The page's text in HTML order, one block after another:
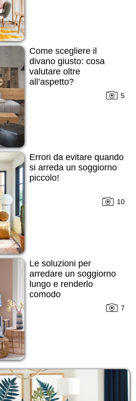
Come scegliere il
divano giusto: cosa
valutare oltre
all’aspetto?
5
Errori da evitare quando
si arreda un soggiorno
piccolo!
10
Le soluzioni per
arredare un soggiorno
lungo e renderlo
comodo
7